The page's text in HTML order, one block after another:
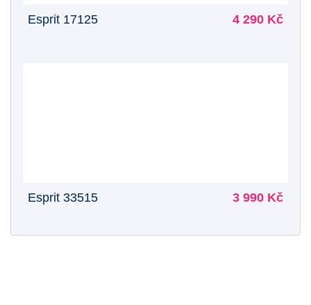
Esprit 17125 4 290 Kč
Esprit 33515 3 990 Kč